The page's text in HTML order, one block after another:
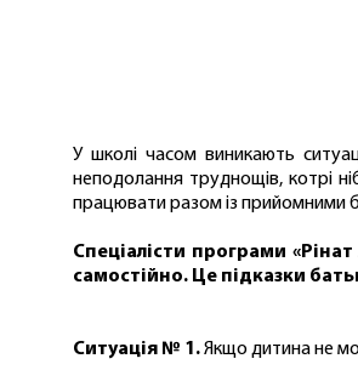
У школі часом виникають
неподолання труднощів, котрі
працювати разом із прийомними
Спеціалісти програми
самостійно. Це підказки
Ситуація № 1.Якщо дитина не